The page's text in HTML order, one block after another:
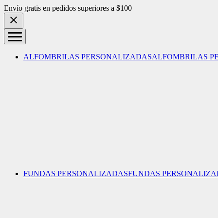
Skip to content
Envío gratis en pedidos superiores a $100
ALFOMBRILAS PERSONALIZADASALFOMBRILAS
FUNDAS PERSONALIZADASFUNDAS